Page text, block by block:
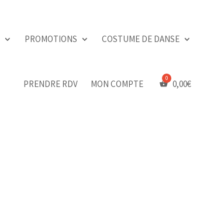
PROMOTIONS COSTUME DE DANSE
PRENDRE RDV MON COMPTE 0,00€